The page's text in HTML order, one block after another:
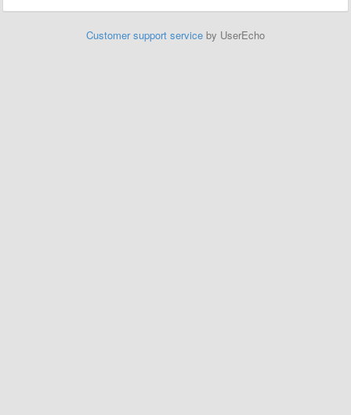
Customer support service by UserEcho